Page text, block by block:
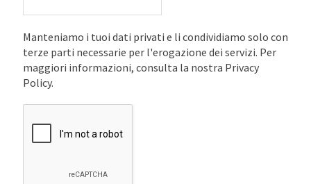
Manteniamo i tuoi dati privati e li condividiamo solo con
terze parti necessarie per l'erogazione dei servizi. Per
maggiori informazioni, consulta la nostra Privacy
Policy.